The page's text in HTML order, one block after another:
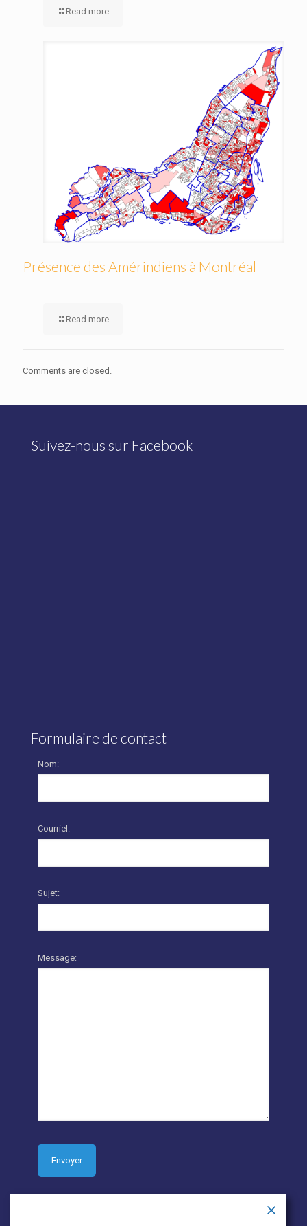
Read more
Présence des Amérindiens à Montréal
Read more
Comments are closed.
Suivez-nous sur Facebook
Formulaire de contact
Nom:
Courriel:
Sujet:
Message: